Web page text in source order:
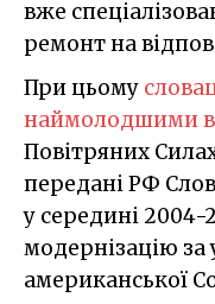
вже
ремонт на
При цьому
наймолодшими
Повітряних
передані РФ
у середині
модернізацію за
американської